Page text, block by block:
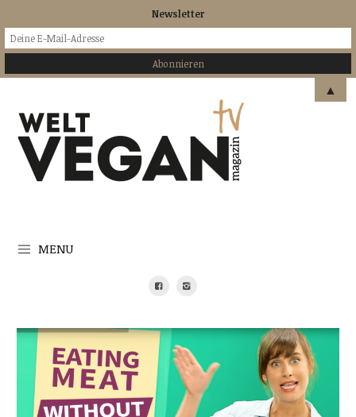
MENU
Newsletter
▲